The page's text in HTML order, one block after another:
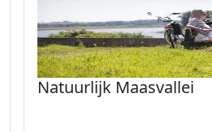
Natuurlijk Maasvallei